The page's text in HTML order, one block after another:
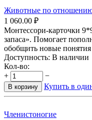
Животные по отношению
1 060.00 ₽
Монтессори-карточки
запаса». Помогает
обобщить новые
Доступность: В наличии
Кол-во:
+
−
В корзину Купить в
Членистоногие